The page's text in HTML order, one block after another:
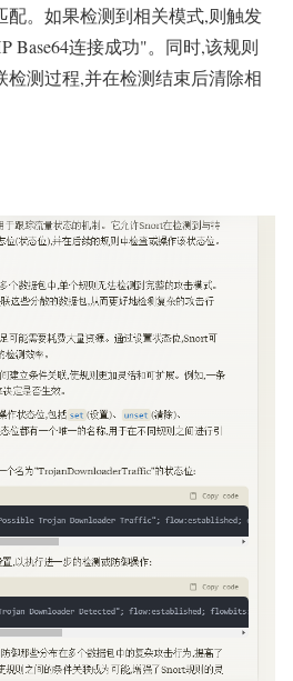
配。如果检测到相关模式,则触发
Base64连接成功"。同时,该规则
测过程,并在检测结束后清除相